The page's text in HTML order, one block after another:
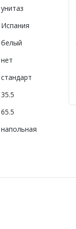
унитаз
Испания
белый
нет
стандарт
35.5
65.5
напольная